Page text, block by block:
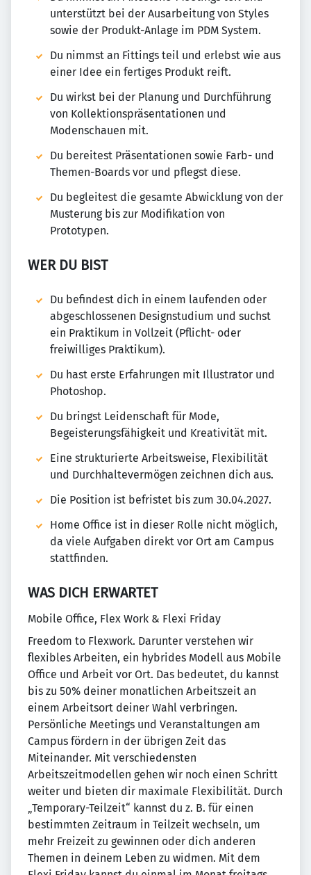
unterstützt bei der Ausarbeitung von Styles
sowie der Produkt-Anlage im PDM System.
Du nimmst an Fittings teil und erlebst wie aus
einer Idee ein fertiges Produkt reift.
Du wirkst bei der Planung und Durchführung
von Kollektionspräsentationen und
Modenschauen mit.
Du bereitest Präsentationen sowie Farb- und
Themen-Boards vor und pflegst diese.
Du begleitest die gesamte Abwicklung von der
Musterung bis zur Modifikation von
Prototypen.
WER DU BIST
Du befindest dich in einem laufenden oder
abgeschlossenen Designstudium und suchst
ein Praktikum in Vollzeit (Pflicht- oder
freiwilliges Praktikum).
Du hast erste Erfahrungen mit Illustrator und
Photoshop.
Du bringst Leidenschaft für Mode,
Begeisterungsfähigkeit und Kreativität mit.
Eine strukturierte Arbeitsweise, Flexibilität
und Durchhaltevermögen zeichnen dich aus.
Die Position ist befristet bis zum 30.04.2027.
Home Office ist in dieser Rolle nicht möglich,
da viele Aufgaben direkt vor Ort am Campus
stattfinden.
WAS DICH ERWARTET
Mobile Office, Flex Work & Flexi Friday
Freedom to Flexwork. Darunter verstehen wir
flexibles Arbeiten, ein hybrides Modell aus Mobile
Office und Arbeit vor Ort. Das bedeutet, du kannst
bis zu 50% deiner monatlichen Arbeitszeit an
einem Arbeitsort deiner Wahl verbringen.
Persönliche Meetings und Veranstaltungen am
Campus fördern in der übrigen Zeit das
Miteinander. Mit verschiedensten
Arbeitszeitmodellen gehen wir noch einen Schritt
weiter und bieten dir maximale Flexibilität. Durch
„Temporary-Teilzeit“ kannst du z. B. für einen
bestimmten Zeitraum in Teilzeit wechseln, um
mehr Freizeit zu gewinnen oder dich anderen
Themen in deinem Leben zu widmen. Mit dem